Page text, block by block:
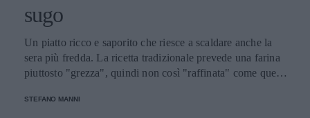
sugo
Un piatto ricco e saporito che riesce a scaldare anche la
sera più fredda. La ricetta tradizionale prevede una farina
piuttosto "grezza", quindi non così "raffinata" come quella
STEFANO MANNI